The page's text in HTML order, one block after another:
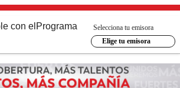
con el Programa
Selecciona tu emisora
Elige tu emisora